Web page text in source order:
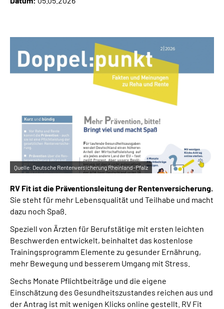
Inhalte in Gebärdensprache (DGS)
Leichte Sprache
Mein Kundenportal
Quelle: Deutsche Rentenversicherung Rheinland-Pfalz
RV Fit ist die Präventionsleitung der Rentenversicherung.
Sie steht für mehr Lebensqualität und Teilhabe und macht
dazu noch Spaß.
Speziell von Ärzten für Berufstätige mit ersten leichten
Beschwerden entwickelt, beinhaltet das kostenlose
Trainingsprogramm Elemente zu gesunder Ernährung,
mehr Bewegung und besserem Umgang mit Stress.
Sechs Monate Pflichtbeiträge und die eigene
Einschätzung des Gesundheitszustandes reichen aus und
der Antrag ist mit wenigen Klicks online gestellt. RV Fit